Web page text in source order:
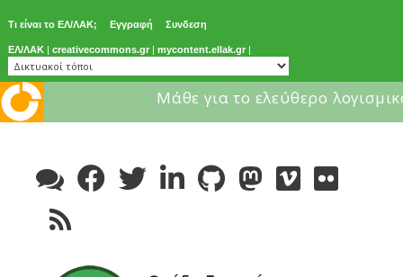
Τι είναι το ΕΛ/ΛΑΚ; Εγγραφή Συνδεση
ΕΛ/ΛΑΚ | creativecommons.gr | mycontent.ellak.gr |
Μάθε για το ελεύθερο
content